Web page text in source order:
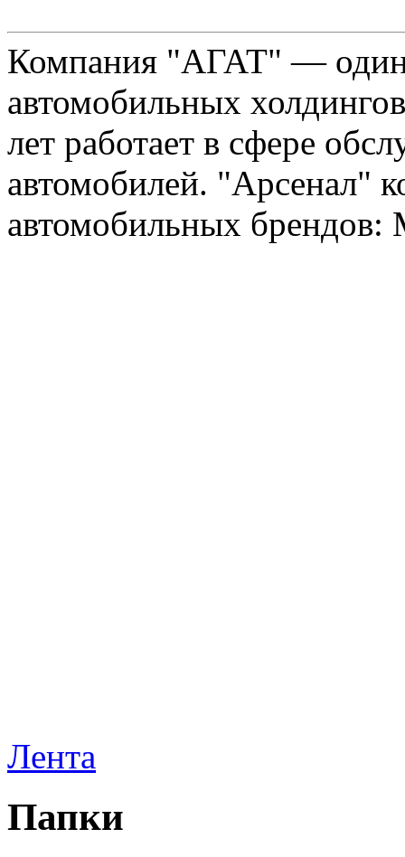
Компания "АГАТ" —
автомобильных
лет работает в сфере
автомобилей. "Арсенал"
автомобильных
Лента
Папки